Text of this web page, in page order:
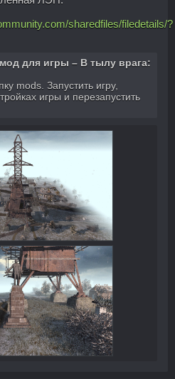
sharedfiles/filedetails/?
для игры – В тылу врага:
mods. Запустить игру,
игры и перезапустить